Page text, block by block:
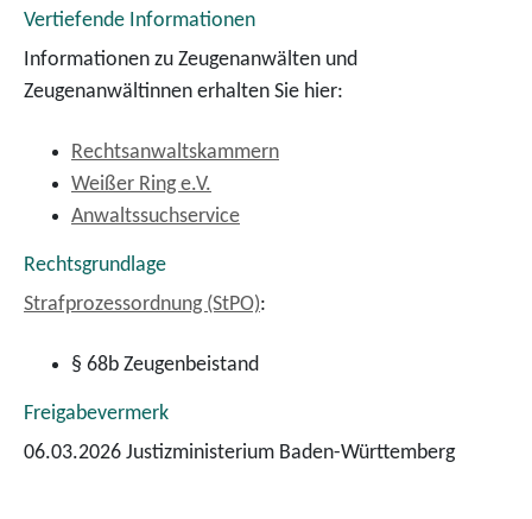
Vertiefende Informationen
Informationen zu Zeugenanwälten und
Zeugenanwältinnen erhalten Sie hier:
Rechtsanwaltskammern
Weißer Ring e.V.
Anwaltssuchservice
Rechtsgrundlage
Strafprozessordnung (StPO):
§ 68b Zeugenbeistand
Freigabevermerk
06.03.2026 Justizministerium Baden-Württemberg